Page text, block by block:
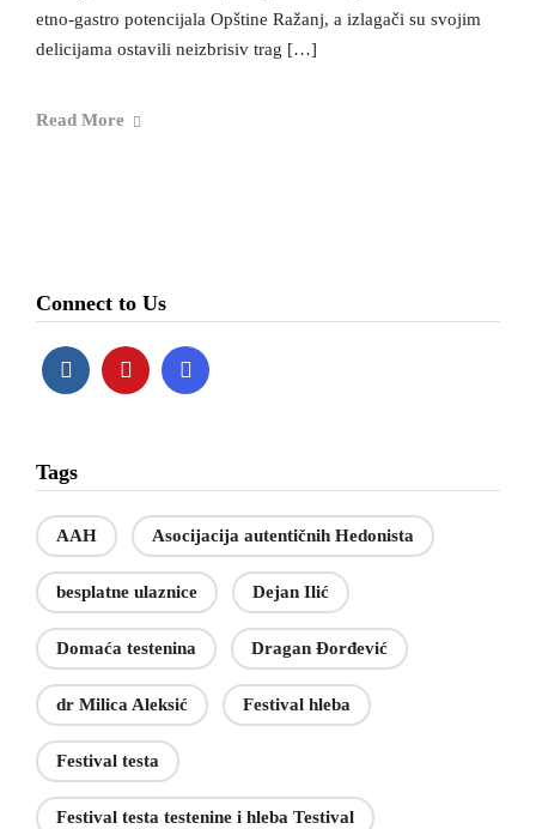
etno-gastro potencijala Opštine Ražanj, a izlagači su svojim
delicijama ostavili neizbrisiv trag […]
Read More
Connect to Us
Tags
AAH Asocijacija autentičnih Hedonista
besplatne ulaznice Dejan Ilić
Domaća testenina Dragan Đorđević
dr Milica Aleksić Festival hleba
Festival testa
Festival testa testenine i hleba Testival